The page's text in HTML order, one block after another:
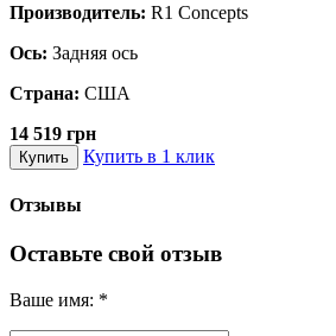
Производитель: R1 Concepts
Ось: Задняя ось
Страна: США
14 519 грн
Купить Купить в 1 клик
Отзывы
Оставьте свой отзыв
Ваше имя: *